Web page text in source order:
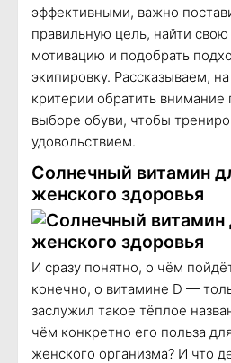
эффективными, важно
правильную цель, найти свою
мотивацию и подобрать
экипировку. Рассказываем,
критерии обратить внимание
выборе обуви, чтобы
удовольствием.
Солнечный витамин
женского здоровья
И сразу понятно, о чём
конечно, о витамине D —
заслужил такое тёплое
чём конкретно его польза для
женского организма? И что